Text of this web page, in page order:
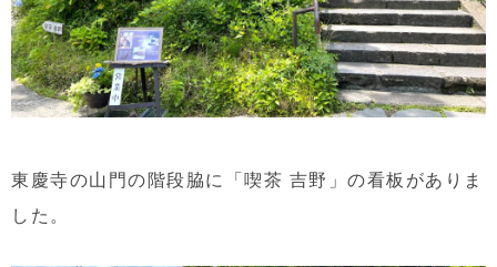
東慶寺の山門の階段脇に「喫茶 吉野」の看板がありま
した。